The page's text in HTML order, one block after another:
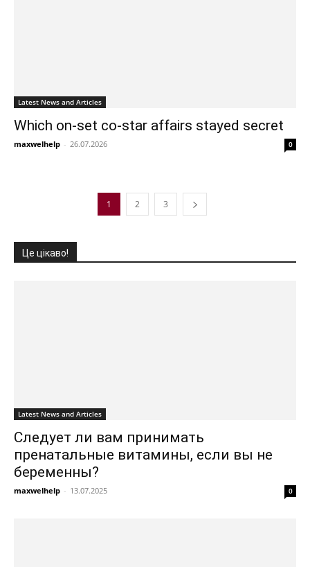
Latest News and Articles
Which on-set co-star affairs stayed secret
maxwelhelp - 26.07.2026 0
1 2 3
Це цікаво!
Latest News and Articles
Следует ли вам принимать
пренатальные витамины, если вы не
беременны?
maxwelhelp - 13.07.2025 0